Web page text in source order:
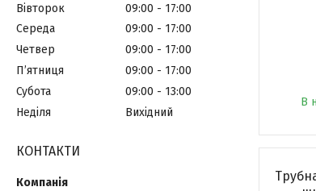
В
Вівторок
09:00
17:00
Середа
09:00
17:00
Четвер
09:00
17:00
Пʼятниця
09:00
17:00
Субота
09:00
13:00
Неділя
Вихідний
КОНТАКТИ